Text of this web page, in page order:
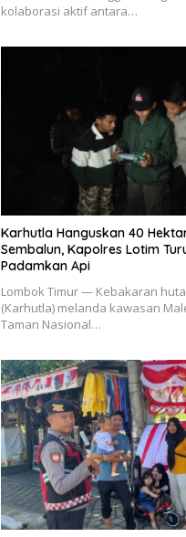
kolaborasi aktif antara…
Karhutla Hanguskan 40
Sembalun, Kapolres Lotim
Padamkan Api
Lombok Timur — Kebakaran
(Karhutla) melanda kawasan
Taman Nasional…